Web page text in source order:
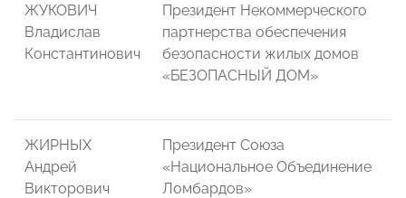
ЖУКОВИЧ
Владислав
Константинович
Президент Некоммерческого
партнерства обеспечения
безопасности жилых домов
«БЕЗОПАСНЫЙ ДОМ»
ЖИРНЫХ
Андрей
Викторович
Президент Союза
«Национальное Объединение
Ломбардов»